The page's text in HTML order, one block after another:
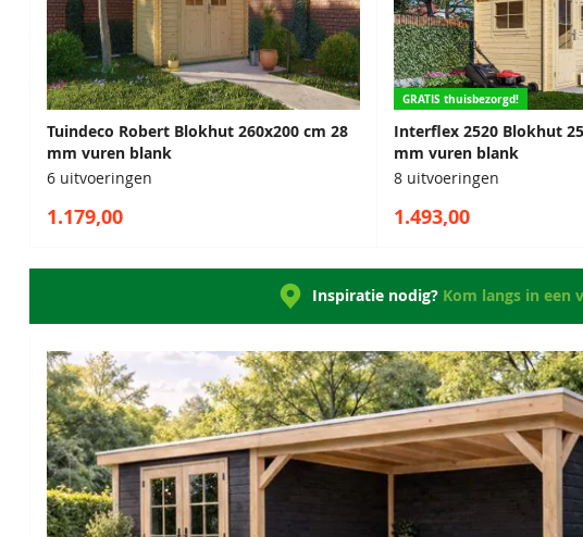
Tuindeco Robert Blokhut 260x200 cm 28
mm vuren blank
6 uitvoeringen
1.179,00
GRATIS thuisbezorgd!
Interflex 2520 Blokhut
mm vuren blank
8 uitvoeringen
1.493,00
Inspiratie nodig? Kom langs in een